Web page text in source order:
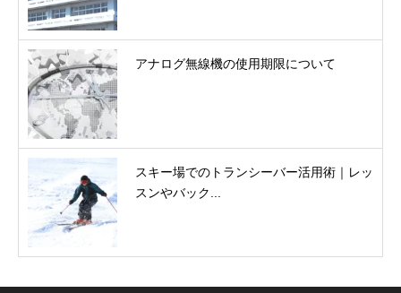
アナログ無線機の使用期限について
スキー場でのトランシーバー活用術｜レッ
スンやバック...